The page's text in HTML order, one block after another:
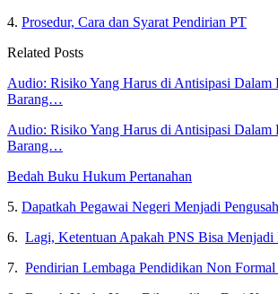
4. Prosedur, Cara dan Syarat Pendirian PT
Related Posts
Audio: Risiko Yang Harus di Antisipasi Dalam
Barang…
Audio: Risiko Yang Harus di Antisipasi Dalam
Barang…
Bedah Buku Hukum Pertanahan
5. Dapatkah Pegawai Negeri Menjadi
6. Lagi, Ketentuan Apakah PNS Bisa Menjadi
7. Pendirian Lembaga Pendidikan Non